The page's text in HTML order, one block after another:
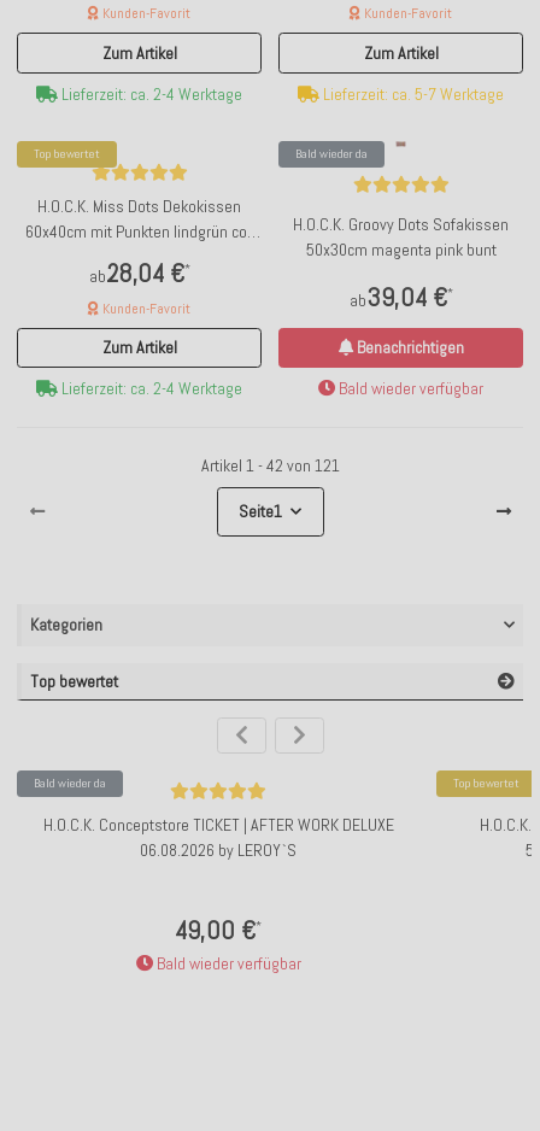
Kunden-Favorit
Zum Artikel
Lieferzeit: ca. 2-4 Werktage
Kunden-Favorit
Zum Artikel
Lieferzeit: ca. 5-7 Werktage
Top bewertet
H.O.C.K. Miss Dots Dekokissen
60x40cm mit Punkten lindgrün col.
ab28,04 €*
Kunden-Favorit
Zum Artikel
Lieferzeit: ca. 2-4 Werktage
Bald wieder da
H.O.C.K. Groovy Dots Sofakissen
50x30cm magenta pink bunt
ab39,04 €*
Benachrichtigen
Bald wieder verfügbar
Artikel 1 - 42 von 121
Seite1
Kategorien
Top bewertet
Bald wieder da
H.O.C.K. Conceptstore TICKET | AFTER WORK DELUXE
06.08.2026 by LEROY`S
49,00 €*
Bald wieder verfügbar
Top bewertet